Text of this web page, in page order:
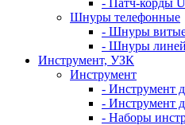
- Патч-корды
Шнуры телефонные
- Шнуры
- Шнуры
Инструмент, УЗК
Инструмент
- Инструмент
- Инструмент
- Наборы